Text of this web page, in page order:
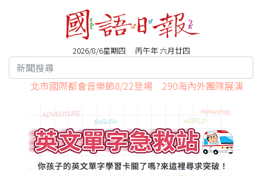
2026/8/6星期四 丙午年 六月廿四
北市國際都會音樂節8/22登場 290海內外團隊展演